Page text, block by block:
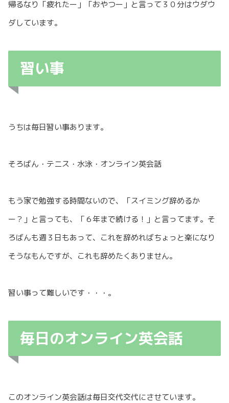
帰るなり「疲れたー」「おやつー」と言って３０分はウダウ
ダしています。
習い事
うちは毎日習い事あります。
そろばん・テニス・水泳・オンライン英会話
もう家で勉強する時間ないので、「スイミング辞めるか
ー？」と言っても、「６年まで続ける！」と言ってます。そ
ろばんも週３日もあって、これを辞めればちょっと楽になり
そうなもんですが、これも辞めたくありません。
習い事って難しいです・・・。
毎日のオンライン英会話
このオンライン英会話は毎日交代交代にさせています。